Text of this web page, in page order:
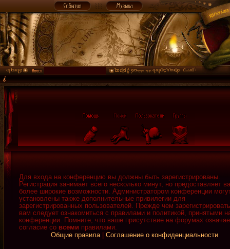
Для входа на конференцию вы должны быть зарегистрированы.
Регистрация занимает всего несколько минут, но предоставляет
более широкие возможности. Администратором конференции
установлены также дополнительные привилегии для
зарегистрированных пользователей. Прежде чем
вам следует ознакомиться с правилами и политикой, принятыми
конференции. Помните, что ваше присутствие на форумах
согласие со всеми правилами.
Общие правила| Соглашение о конфиденциальности